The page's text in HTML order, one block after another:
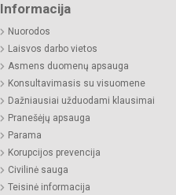
Informacija
Nuorodos
Laisvos darbo vietos
Asmens duomenų apsauga
Konsultavimasis su visuomene
Dažniausiai užduodami klausimai
Pranešėjų apsauga
Parama
Korupcijos prevencija
Civilinė sauga
Teisinė informacija